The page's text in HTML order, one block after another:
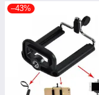
–43%